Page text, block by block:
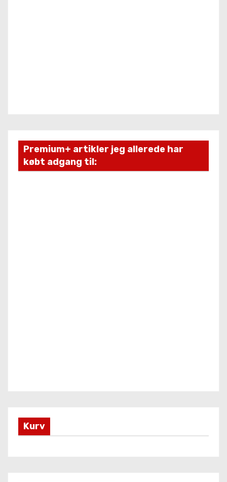
Premium+ artikler jeg allerede har
købt adgang til:
Kurv